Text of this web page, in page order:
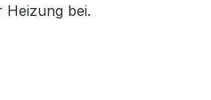
Heizung bei.